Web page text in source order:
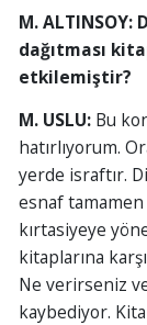
M.
dağıtması
etkilemiştir?
M. USLU:Bu
hatırlıyorum.
yerde israftır.
esnaf tamamen
kırtasiyeye
kitaplarına
Ne verirseniz
kaybediyor.